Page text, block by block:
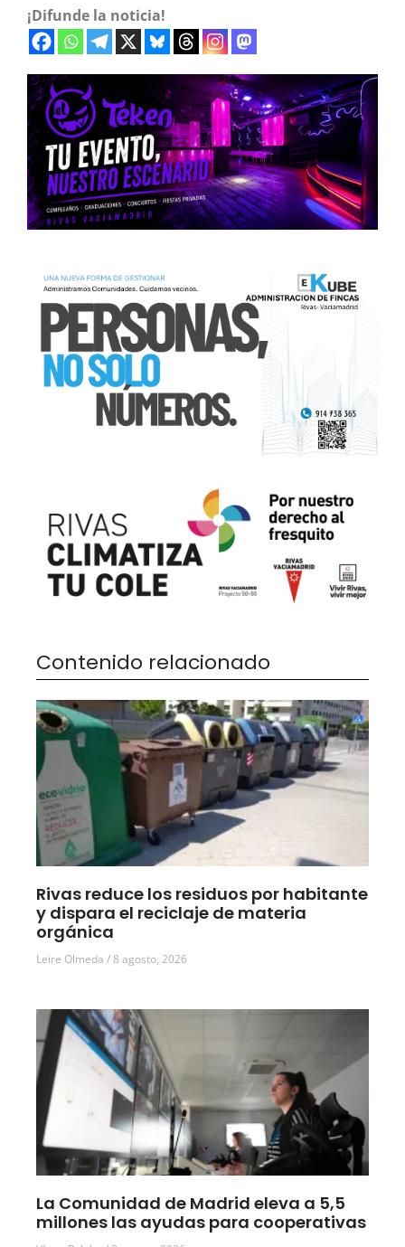
¡Difunde la noticia!
Contenido relacionado
Rivas reduce los residuos por habitante
y dispara el reciclaje de materia
orgánica
Leire Olmeda 8 agosto, 2026
La Comunidad de Madrid eleva a 5,5
millones las ayudas para cooperativas